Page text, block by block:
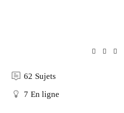
62 Sujets
7 En ligne